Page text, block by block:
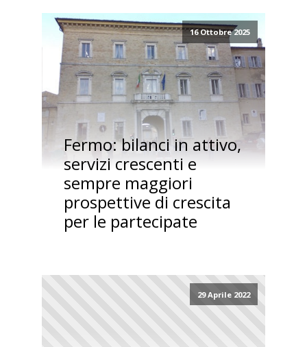
16 Ottobre 2025
Fermo: bilanci in attivo,
servizi crescenti e
sempre maggiori
prospettive di crescita
per le partecipate
29 Aprile 2022